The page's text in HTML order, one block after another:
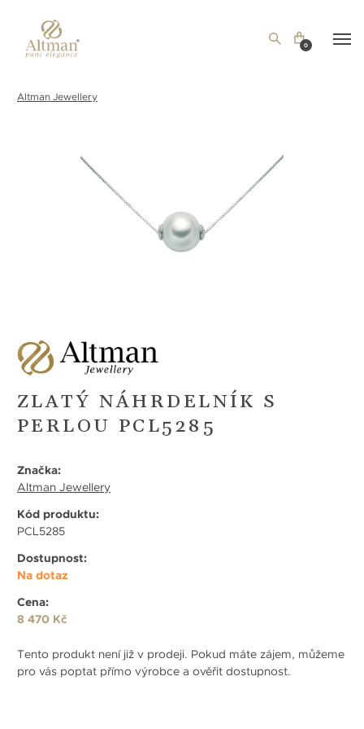
0
Altman Jewellery
ZLATÝ NÁHRDELNÍK S
PERLOU PCL5285
Značka:
Altman Jewellery
Kód produktu:
PCL5285
Dostupnost:
Na dotaz
Cena:
8 470 Kč
Tento produkt není již v prodeji. Pokud máte zájem, můžeme
pro vás poptat přímo výrobce a ověřit dostupnost.